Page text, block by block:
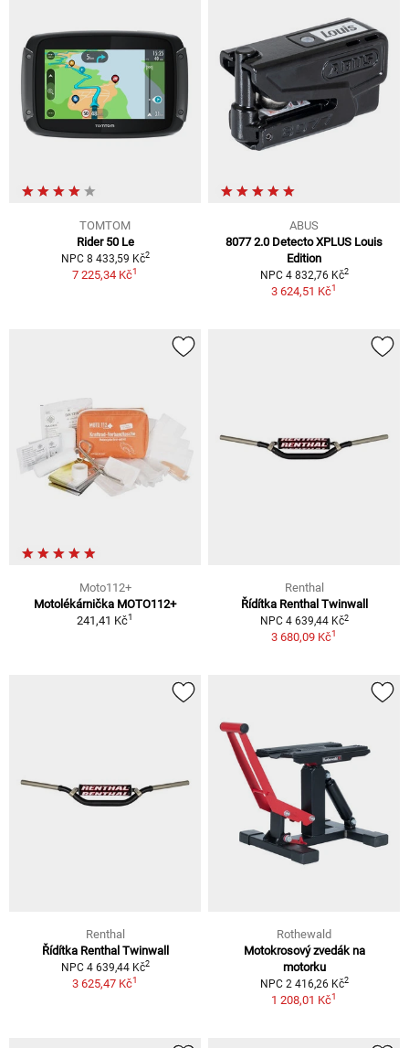
TOMTOM
Rider 50 Le
NPC 8 433,59 Kč2
7 225,34 Kč1
ABUS
8077 2.0 Detecto XPLUS Louis
Edition
NPC 4 832,76 Kč2
3 624,51 Kč1
Moto112+
Motolékárnička MOTO112+
241,41 Kč1
Renthal
Řídítka Renthal Twinwall
NPC 4 639,44 Kč2
3 680,09 Kč1
Renthal
Řídítka Renthal Twinwall
NPC 4 639,44 Kč2
3 625,47 Kč1
Rothewald
Motokrosový zvedák na
motorku
NPC 2 416,26 Kč2
1 208,01 Kč1